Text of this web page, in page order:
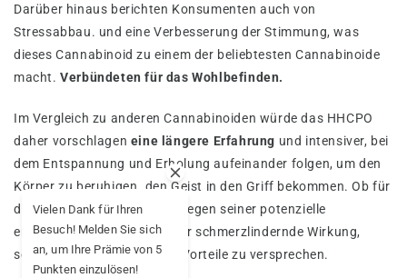
Darüber hinaus berichten Konsumenten auch von
Stressabbau. und eine Verbesserung der Stimmung, was
dieses Cannabinoid zu einem der beliebtesten Cannabinoide
macht.Verbündeten für das Wohlbefinden.
Im Vergleich zu anderen Cannabinoiden würde das HHCPO
daher vorschlagen eine längere Erfahrung und intensiver, bei
dem Entspannung und Erholung aufeinander folgen, um den
Körper zu beruhigen. den Geist in den Griff bekommen. Ob für
den Freizeitgebrauch oder wegen seiner potenzielle
entzündungshemmende oder schmerzlindernde Wirkung,
scheint HHCP-O zahlreiche Vorteile zu versprechen.
Vielen Dank für Ihren
Besuch! Melden Sie sich
an, um Ihre Prämie von 5
Punkten einzulösen!